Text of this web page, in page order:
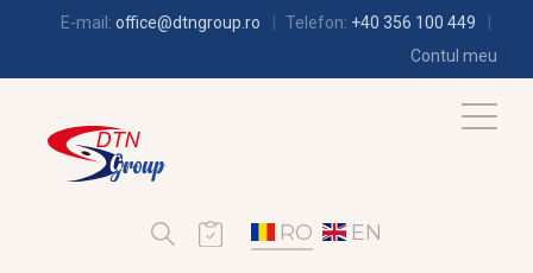
E-mail: office@dtngroup.ro Telefon: +40 356 100 449
Contul meu
RO EN